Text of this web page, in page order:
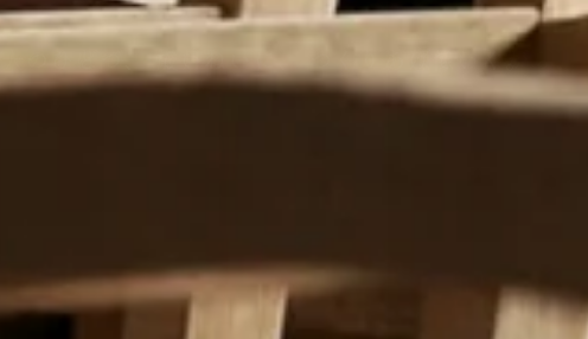
のそばで、歳月を積み重ねる姿を 想像しながら、
一つひとつ、ていねいに、 つくりあげていく。